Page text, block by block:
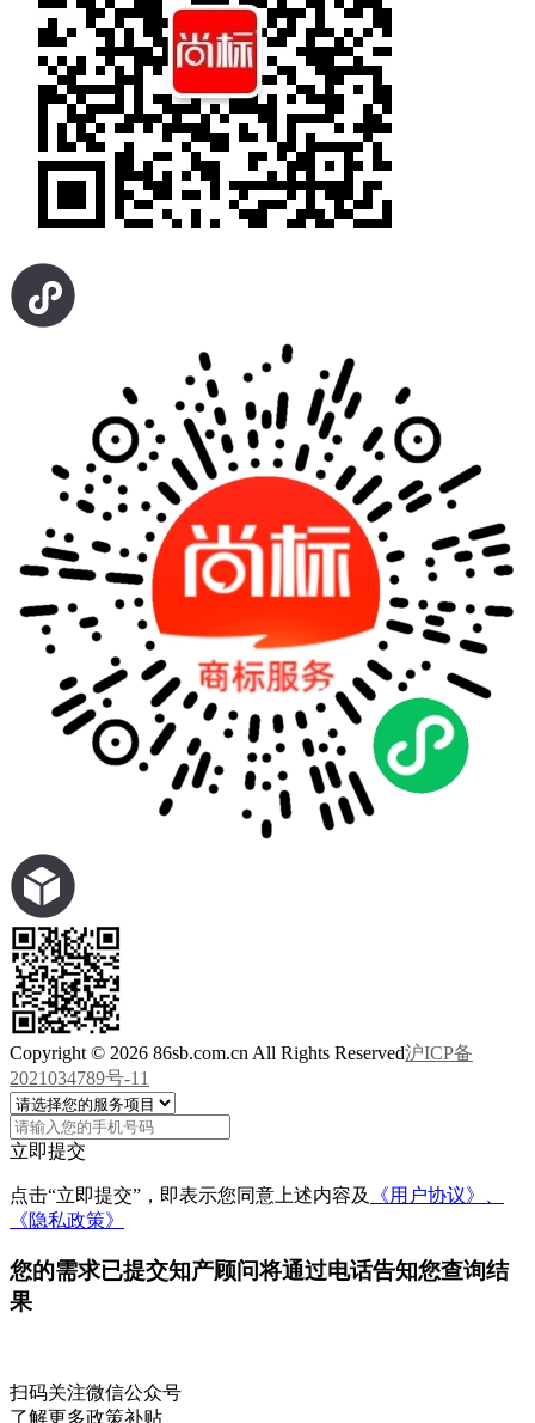
Copyright © 2026 86sb.com.cn All Rights Reserved沪ICP备
2021034789号-11
立即提交
点击“立即提交”，即表示您同意上述内容及
《用户协议》、
《隐私政策》
您的需求已提交知产顾问将通过电话告知您查询结
果
扫码关注微信公众号
了解更多政策补贴